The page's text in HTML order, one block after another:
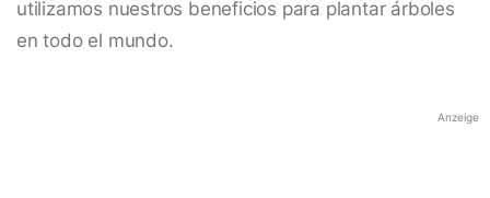
utilizamos nuestros beneficios para plantar árboles
en todo el mundo.
Anzeige